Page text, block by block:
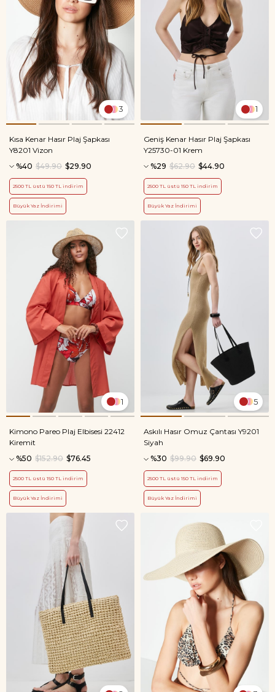
3
Kısa Kenar Hasır Plaj Şapkası
Y8201 Vizon
%40
$29.90
$49.90
2500 TL üstü 150 TL indirim
Büyük Yaz İndirimi
1
Geniş Kenar Hasır Plaj Şapkası
Y25730-01 Krem
%29
$44.90
$62.90
2500 TL üstü 150 TL indirim
Büyük Yaz İndirimi
1
Kimono Pareo Plaj Elbisesi 22412
Kiremit
%50
$76.45
$152.90
2500 TL üstü 150 TL indirim
Büyük Yaz İndirimi
5
Askılı Hasır Omuz Çantası Y9201
Siyah
%30
$69.90
$99.90
2500 TL üstü 150 TL indirim
Büyük Yaz İndirimi